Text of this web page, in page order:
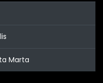
Marta